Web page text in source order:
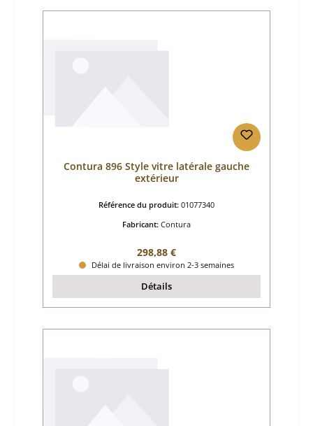
Contura 896 Style vitre latérale gauche
extérieur
Référence du produit: 01077340
Fabricant: Contura
Prix régulier :
298,88 €
Délai de livraison environ 2-3 semaines
Détails